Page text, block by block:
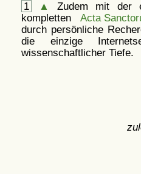
1 ▲
Zudem mit der
kompletten Acta
durch persönliche
die einzige
wissenschaftlicher Tiefe.